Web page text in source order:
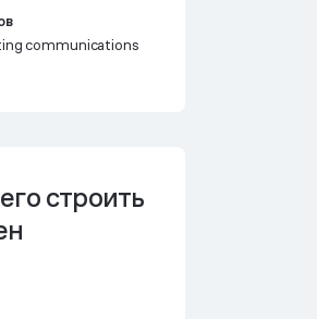
communications
строить